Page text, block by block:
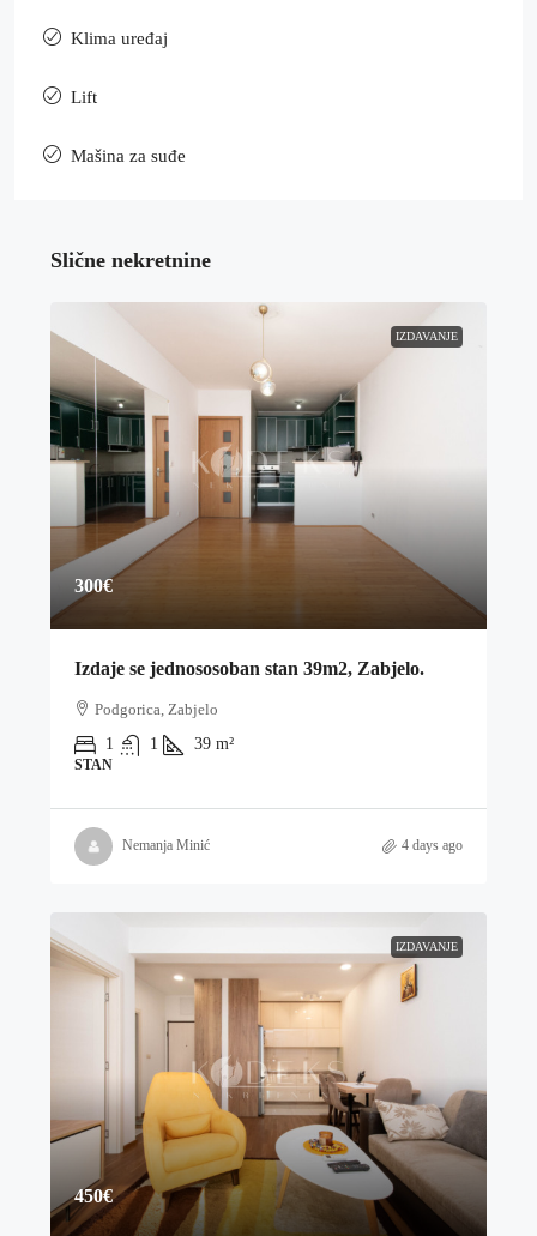
Klima uređaj
Lift
Mašina za suđe
Slične nekretnine
IZDAVANJE
300€
Izdaje se jednososoban stan 39m2, Zabjelo.
Podgorica, Zabjelo
1
1 39 m²
STAN
Nemanja Minić 4 days ago
IZDAVANJE
450€